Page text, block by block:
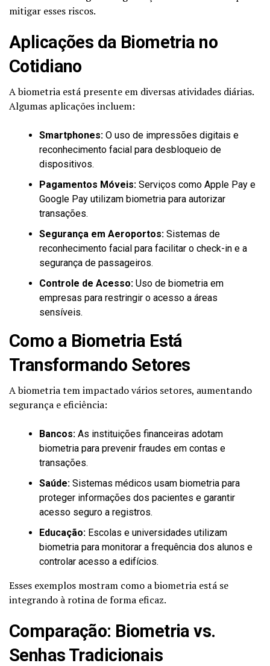
mitigar esses riscos.
Aplicações da Biometria no
Cotidiano
A biometria está presente em diversas atividades diárias.
Algumas aplicações incluem:
Smartphones: O uso de impressões digitais e
reconhecimento facial para desbloqueio de
dispositivos.
Pagamentos Móveis: Serviços como Apple Pay e
Google Pay utilizam biometria para autorizar
transações.
Segurança em Aeroportos: Sistemas de
reconhecimento facial para facilitar o check-in e a
segurança de passageiros.
Controle de Acesso: Uso de biometria em
empresas para restringir o acesso a áreas
sensíveis.
Como a Biometria Está
Transformando Setores
A biometria tem impactado vários setores, aumentando
segurança e eficiência:
Bancos: As instituições financeiras adotam
biometria para prevenir fraudes em contas e
transações.
Saúde: Sistemas médicos usam biometria para
proteger informações dos pacientes e garantir
acesso seguro a registros.
Educação: Escolas e universidades utilizam
biometria para monitorar a frequência dos alunos e
controlar acesso a edifícios.
Esses exemplos mostram como a biometria está se
integrando à rotina de forma eficaz.
Comparação: Biometria vs.
Senhas Tradicionais